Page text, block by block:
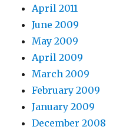
April 2011
June 2009
May 2009
April 2009
March 2009
February 2009
January 2009
December 2008